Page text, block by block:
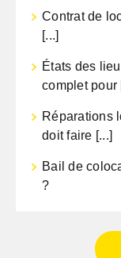
Contrat de
[...]
États des
complet pour
Réparations
doit faire [...]
Bail de
?